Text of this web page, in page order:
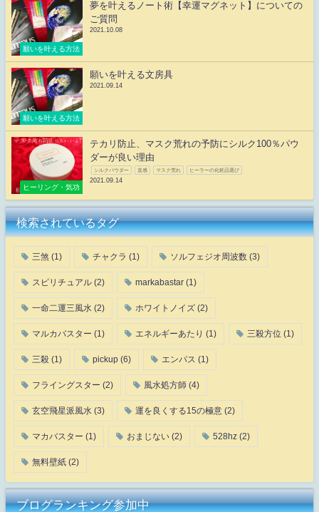
願いを叶える方法
夢を叶えるノート術【幸運マグネット】についての
ご質問
2021.10.08
願いを叶える方法
願いを叶える文房具
2021.09.14
ヒーリング・気功
テカリ防止、マスク荒れの予防にシルク100％パウ
ダーが良い理由
シルクパウダー 直感 マスク荒れ ヒーラーの化粧品選び
2021.09.14
検索されているタグ
三煞 (1) チャクラ (1) ソルフェジオ周波数 (3)
スピリチュアル (2) markabastar (1)
一命二運三風水 (2) ホワイトノイズ (2)
マルカバスター (1) エネルギーあたり (1) 三殺方位 (1)
三殺 (1) pickup (6) エンパス (1)
フライングスター (2) 風水処方師 (4)
玄空飛星派風水 (3) 運を良くする15の極意 (2)
マカバスター (1) おまじない (2) 528hz (2)
無料壁紙 (2)
ブログランキング参加中